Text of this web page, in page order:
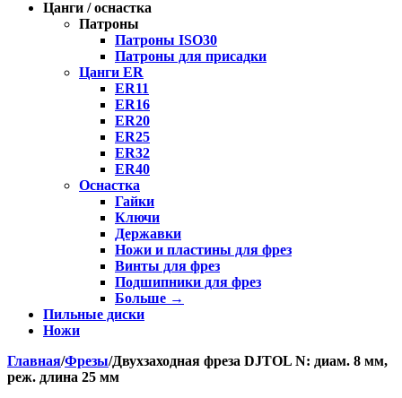
Цанги / оснастка
Патроны
Патроны ISO30
Патроны для присадки
Цанги ER
ER11
ER16
ER20
ER25
ER32
ER40
Оснастка
Гайки
Ключи
Державки
Ножи и пластины для фрез
Винты для фрез
Подшипники для фрез
Больше →
Пильные диски
Ножи
Главная/Фрезы/Двухзаходная фреза DJTOL N: диам. 8 мм,
реж. длина 25 мм